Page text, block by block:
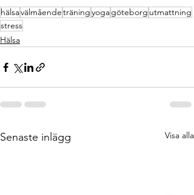
hälsavälmåendeträningyogagöteborg utmattning
stress
Hälsa
Senaste inlägg Visa alla